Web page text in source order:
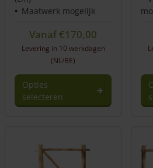
Maatwerk mogelijk
Vanaf€170,00
Levering in 10 werkdagen
(NL/BE)
Opties
selecteren
meerdere
variaties.